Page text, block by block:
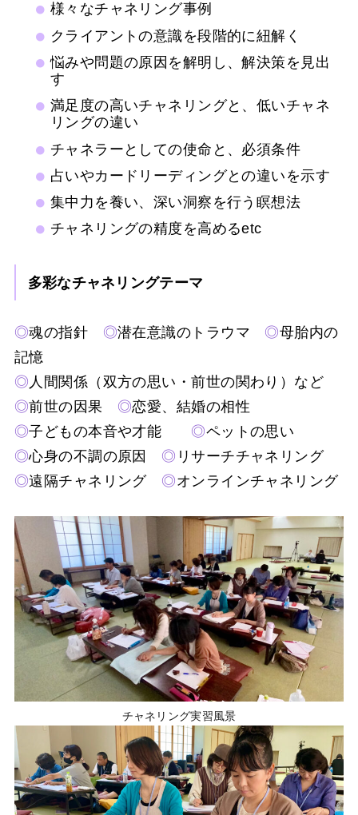
様々なチャネリング事例
クライアントの意識を段階的に紐解く
悩みや問題の原因を解明し、解決策を見出
す
満足度の高いチャネリングと、低いチャネ
リングの違い
チャネラーとしての使命と、必須条件
占いやカードリーディングとの違いを示す
集中力を養い、深い洞察を行う瞑想法
チャネリングの精度を高めるetc
多彩なチャネリングテーマ
◎魂の指針 ◎潜在意識のトラウマ ◎母胎内の
記憶
◎ 人間関係（双方の思い・前世の関わり）など
◎前世の因果 ◎恋愛、結婚の相性
◎子どもの本音や才能 ◎ペットの思い
◎心身の不調の原因 ◎ リサーチチャネリング
◎遠隔チャネリング ◎オンラインチャネリング
チャネリング実習風景